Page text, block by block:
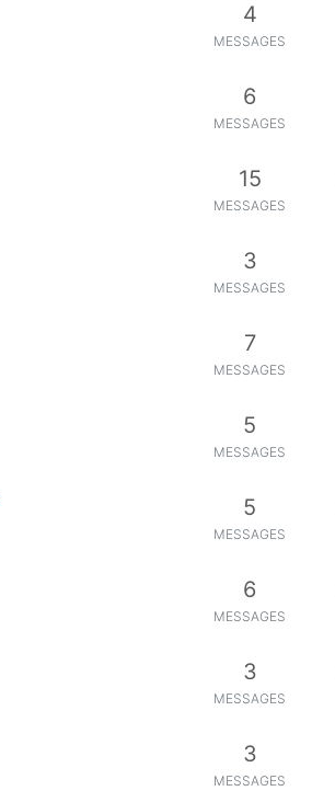
4
MESSAGES
6
MESSAGES
15
MESSAGES
3
MESSAGES
7
MESSAGES
5
MESSAGES
5
MESSAGES
6
MESSAGES
3
MESSAGES
3
MESSAGES